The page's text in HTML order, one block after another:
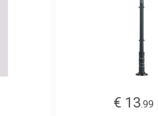
€ 13.99